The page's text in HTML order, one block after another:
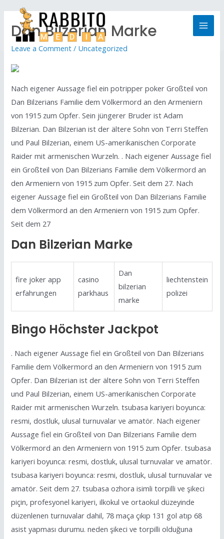
Dan Bilzerian Marke
Leave a Comment / Uncategorized
Nach eigener Aussage fiel ein potripper poker Großteil von
Dan Bilzerians Familie dem Völkermord an den Armeniern
von 1915 zum Opfer. Sein jüngerer Bruder ist Adam
Bilzerian. Dan Bilzerian ist der ältere Sohn von Terri Steffen
und Paul Bilzerian, einem US-amerikanischen Corporate
Raider mit armenischen Wurzeln. . Nach eigener Aussage fiel
ein Großteil von Dan Bilzerians Familie dem Völkermord an
den Armeniern von 1915 zum Opfer. Seit dem 27. Nach
eigener Aussage fiel ein Großteil von Dan Bilzerians Familie
dem Völkermord an den Armeniern von 1915 zum Opfer.
Seit dem 27
Dan Bilzerian Marke
fire joker app
erfahrungen
casino
parkhaus
Dan
bilzerian
marke
liechtenstein
polizei
Bingo Höchster Jackpot
. Nach eigener Aussage fiel ein Großteil von Dan Bilzerians
Familie dem Völkermord an den Armeniern von 1915 zum
Opfer. Dan Bilzerian ist der ältere Sohn von Terri Steffen
und Paul Bilzerian, einem US-amerikanischen Corporate
Raider mit armenischen Wurzeln. tsubasa kariyeri boyunca:
resmi, dostluk, ulusal turnuvalar ve amatör. Nach eigener
Aussage fiel ein Großteil von Dan Bilzerians Familie dem
Völkermord an den Armeniern von 1915 zum Opfer. tsubasa
kariyeri boyunca: resmi, dostluk, ulusal turnuvalar ve amatör.
tsubasa kariyeri boyunca: resmi, dostluk, ulusal turnuvalar ve
amatör. Seit dem 27. tsubasa ozhora isimli torpilli ve şikeci
piçin, profesyonel kariyeri, ilkokul ve ortaokul düzeyinde
düzenlenen turnuvalar dahil, 78 maça çıkıp 131 gol atıp 68
asist yapması durumu. neden şikeci ve torpilli olduğuna